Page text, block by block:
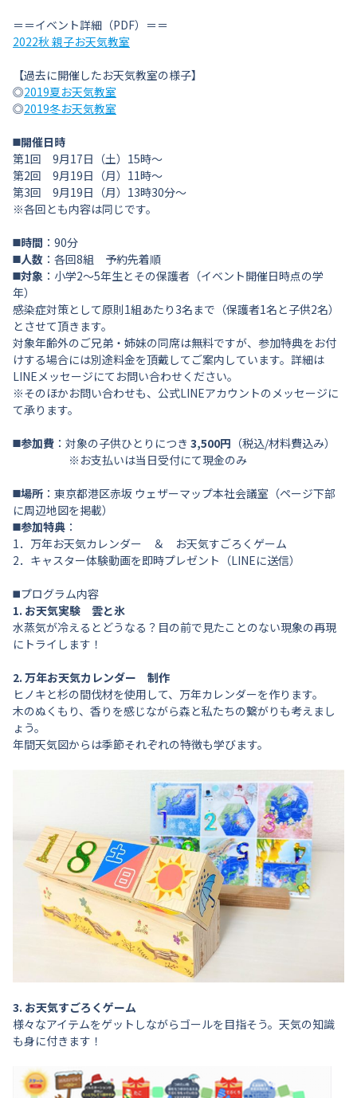
＝＝イベント詳細（PDF）＝＝
2022秋 親子お天気教室
【過去に開催したお天気教室の様子】
◎2019夏お天気教室
◎2019冬お天気教室
◼️開催日時
第1回 9月17日（土）15時～
第2回 9月19日（月）11時～
第3回 9月19日（月）13時30分～
※各回とも内容は同じです。
◼️時間 ：90分
◼️人数 ：各回8組 予約先着順
◼️対象 ：小学2～5年生とその保護者（イベント開催日時点の学
年）
感染症対策として原則1組あたり3名まで（保護者1名と子供2名）
とさせて頂きます。
対象年齢外のご兄弟・姉妹の同席は無料ですが、参加特典をお付
けする場合には別途料金を頂戴してご案内しています。詳細は
LINEメッセージにてお問い合わせください。
※そのほかお問い合わせも、公式LINEアカウントのメッセージに
て承ります。
◼️参加費 ：対象の子供ひとりにつき 3,500円 （税込/材料費込み）
※お支払いは当日受付にて現金のみ
◼️場所 ：東京都港区赤坂 ウェザーマップ本社会議室（ページ下部
に周辺地図を掲載）
◼️参加特典 ：
1．万年お天気カレンダー ＆ お天気すごろくゲーム
2．キャスター体験動画を即時プレゼント（LINEに送信）
◼️プログラム内容
1. お天気実験 雲と氷
水蒸気が冷えるとどうなる？目の前で見たことのない現象の再現
にトライします！
2. 万年お天気カレンダー 制作
ヒノキと杉の間伐材を使用して、万年カレンダーを作ります。
木のぬくもり、香りを感じながら森と私たちの繋がりも考えまし
ょう。
年間天気図からは季節それぞれの特徴も学びます。
3. お天気すごろくゲーム
様々なアイテムをゲットしながらゴールを目指そう。天気の知識
も身に付きます！